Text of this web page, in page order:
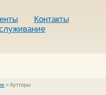
Контакты
> Куттеры